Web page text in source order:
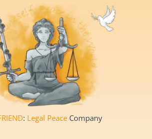
: Legal Peace Company